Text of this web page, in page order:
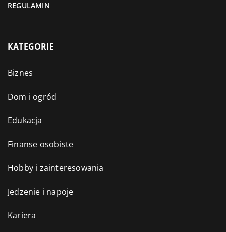
REGULAMIN
KATEGORIE
Biznes
Dom i ogród
Edukacja
Finanse osobiste
Hobby i zainteresowania
Jedzenie i napoje
Kariera